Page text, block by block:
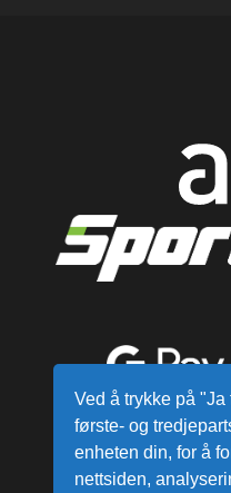
Ved å trykke på
første- og
enheten din, for å
nettsiden,